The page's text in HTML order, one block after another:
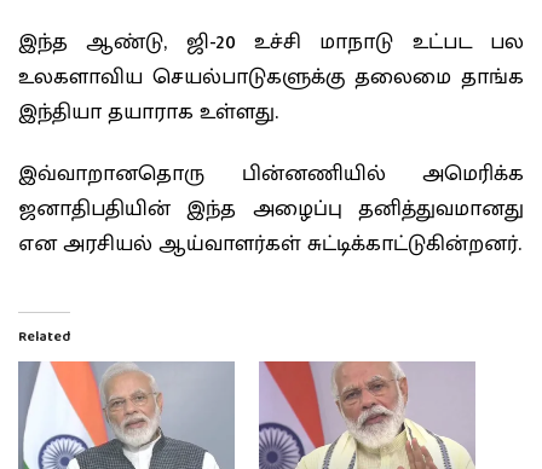
இந்த ஆண்டு, ஜி-20 உச்சி மாநாடு உட்பட பல
உலகளாவிய செயல்பாடுகளுக்கு தலைமை தாங்க
இந்தியா தயாராக உள்ளது.
இவ்வாறானதொரு பின்னணியில் அமெரிக்க
ஜனாதிபதியின் இந்த அழைப்பு தனித்துவமானது
என அரசியல் ஆய்வாளர்கள் சுட்டிக்காட்டுகின்றனர்.
Related